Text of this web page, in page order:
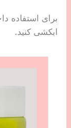
ابکشی کنید.